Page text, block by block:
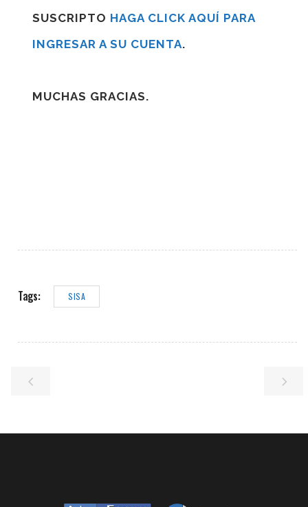
SUSCRIPTO HAGA CLICK AQUÍ PARA
INGRESAR A SU CUENTA.
MUCHAS GRACIAS.
Tags: SISA